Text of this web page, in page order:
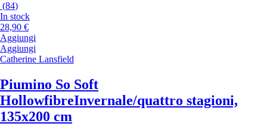
(84)
In stock
28,90 €
Aggiungi
Aggiungi
Catherine Lansfield
Piumino So Soft
HollowfibreInvernale/quattro stagioni,
135x200 cm